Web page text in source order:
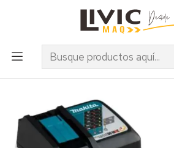
UTILIZA EL CUPÓN "INVIERNO10" EN
Agrícola
Cortaseto 200mm Makita